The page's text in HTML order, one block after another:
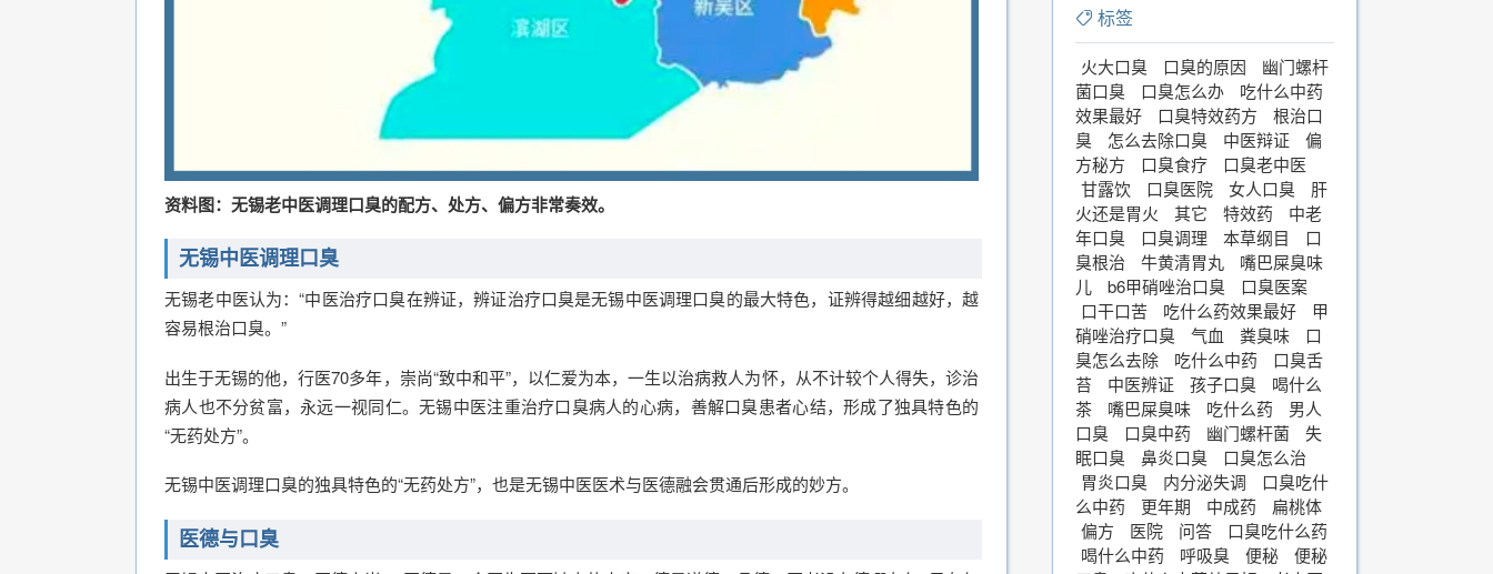
资料图：无锡老中医调理口臭的配方、处方、偏方非常奏效。
无锡中医调理口臭
无锡老中医认为：“中医治疗口臭在辨证，辨证治疗口臭是无锡中医调理口臭的最大特色，证辨得越细越好，越
容易根治口臭。”
出生于无锡的他，行医70多年，崇尚“致中和平”，以仁爱为本，一生以治病救人为怀，从不计较个人得失，诊治
病人也不分贫富，永远一视同仁。无锡中医注重治疗口臭病人的心病，善解口臭患者心结，形成了独具特色的
“无药处方”。
无锡中医调理口臭的独具特色的“无药处方”，也是无锡中医医术与医德融会贯通后形成的妙方。
医德与口臭
标签
火大口臭 口臭的原因
幽门螺杆
菌口臭
口臭怎么办
吃什么中药
效果最好
口臭特效药方
根治口
臭
怎么去除口臭 中医辩证
偏
方秘方
口臭食疗
口臭老中医
甘露饮
口臭医院 女人口臭
肝
火还是胃火
其它 特效药
中老
年口臭
口臭调理 本草纲目
口
臭根治
牛黄清胃丸
嘴巴屎臭味
儿
b6甲硝唑治口臭
口臭医案
口干口苦
吃什么药效果最好
甲
硝唑治疗口臭
气血 粪臭味
口
臭怎么去除
吃什么中药
口臭舌
苔
中医辨证 孩子口臭
喝什么
茶
嘴巴屎臭味 吃什么药
男人
口臭
口臭中药 幽门螺杆菌
失
眠口臭
鼻炎口臭
口臭怎么治
胃炎口臭
内分泌失调
口臭吃什
么中药
更年期 中成药
扁桃体
偏方
医院 问答
口臭吃什么药
喝什么中药
呼吸臭 便秘
便秘